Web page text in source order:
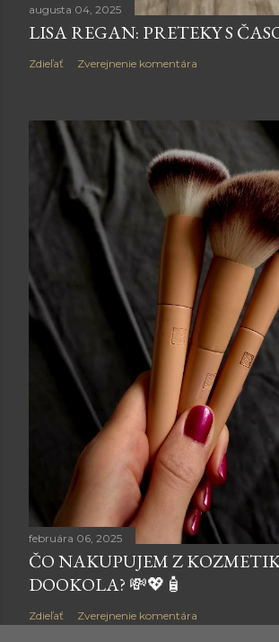
augusta 04, 2025
LISA REGAN: PRETEKY S
Zdieľať Zverejnenie komentára
februára 06, 2025
ČO NAKUPUJEM Z
DOOKOLA? 💸💖🧴
Zdieľať Zverejnenie komentára